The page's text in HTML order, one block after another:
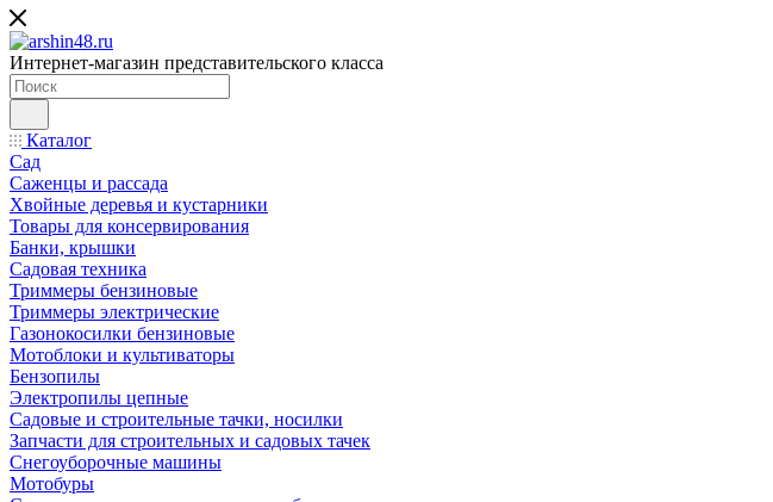
Интернет-магазин представительского класса
Каталог
Сад
Саженцы и рассада
Хвойные деревья и кустарники
Товары для консервирования
Банки, крышки
Садовая техника
Триммеры бензиновые
Триммеры электрические
Газонокосилки бензиновые
Мотоблоки и культиваторы
Бензопилы
Электропилы цепные
Садовые и строительные тачки, носилки
Запчасти для строительных и садовых тачек
Снегоуборочные машины
Мотобуры